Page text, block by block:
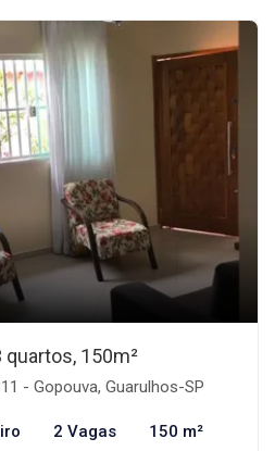
quartos, 150m²
- Gopouva, Guarulhos-SP
2 Vagas 150 m²